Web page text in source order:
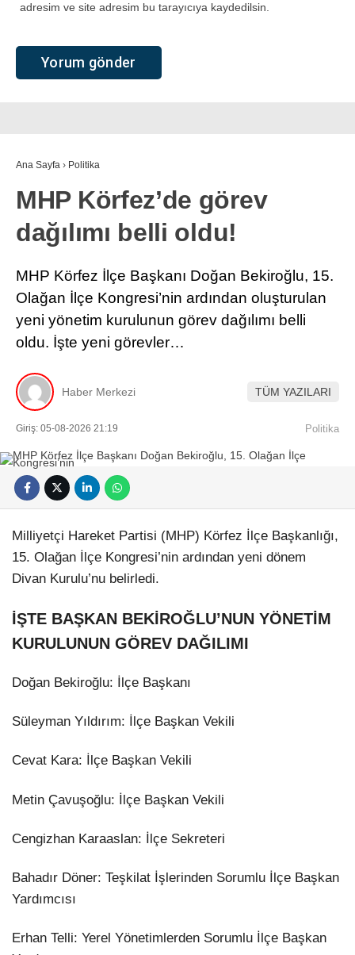
adresim ve site adresim bu tarayıcıya kaydedilsin.
Ana Sayfa › Politika
MHP Körfez’de görev
dağılımı belli oldu!
MHP Körfez İlçe Başkanı Doğan Bekiroğlu, 15.
Olağan İlçe Kongresi’nin ardından oluşturulan
yeni yönetim kurulunun görev dağılımı belli
oldu. İşte yeni görevler…
Haber Merkezi TÜM YAZILARI
Giriş: 05-08-2026 21:19 Politika
Milliyetçi Hareket Partisi (MHP) Körfez İlçe Başkanlığı,
15. Olağan İlçe Kongresi’nin ardından yeni dönem
Divan Kurulu’nu belirledi.
İŞTE BAŞKAN BEKİROĞLU’NUN YÖNETİM
KURULUNUN GÖREV DAĞILIMI
​Doğan Bekiroğlu: İlçe Başkanı
​Süleyman Yıldırım: İlçe Başkan Vekili
​Cevat Kara: İlçe Başkan Vekili
​Metin Çavuşoğlu: İlçe Başkan Vekili
​Cengizhan Karaaslan: İlçe Sekreteri
​Bahadır Döner: Teşkilat İşlerinden Sorumlu İlçe Başkan
Yardımcısı
​Erhan Telli: Yerel Yönetimlerden Sorumlu İlçe Başkan